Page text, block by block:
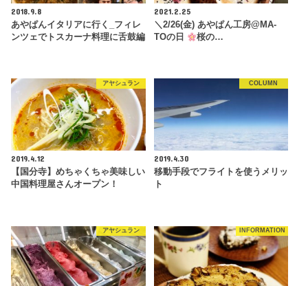
2018.9.8
あやぱんイタリアに行く_フィレ
ンツェでトスカーナ料理に舌鼓編
2021.2.25
＼2/26(金) あやぱん工房@MA-
TOの日
桜の…
アヤシュラン
2019.4.12
【国分寺】めちゃくちゃ美味しい
中国料理屋さんオープン！
COLUMN
2019.4.30
移動手段でフライトを使うメリッ
ト
アヤシュラン INFORMATION